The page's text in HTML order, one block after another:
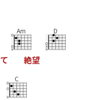
て
Am
絶望
D
C